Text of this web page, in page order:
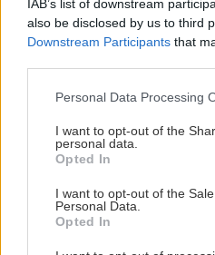
IAB’s list of downstream
also be disclosed by us to third
Downstream Participants that
Personal Data Processing
I want to opt-out of the
personal data.
Opted In
I want to opt-out of the
Personal Data.
Opted In
ΣΧΕΣΕΙΣ ΚΑΙ SEX
Χαίρεσαι πραγματικά
Δάντης: «Δεν θα
τη Eurovision, 22 χρόνια
αχαριστία για το My